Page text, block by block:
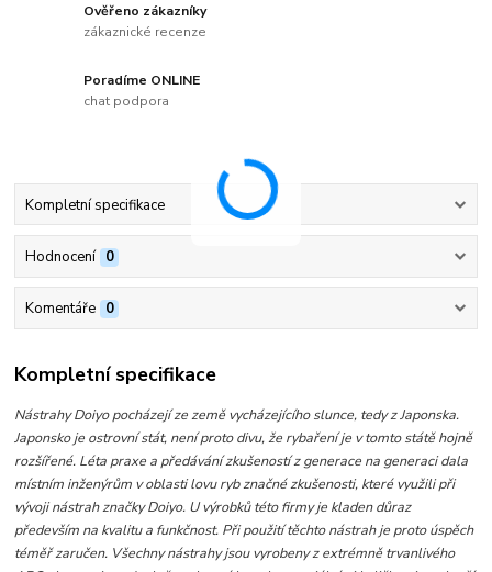
Ověřeno zákazníky
zákaznické recenze
Poradíme ONLINE
chat podpora
Kompletní specifikace
Hodnocení 0
Komentáře 0
Kompletní specifikace
Nástrahy Doiyo pocházejí ze země vycházejícího slunce, tedy z Japonska.
Japonsko je ostrovní stát, není proto divu, že rybaření je v tomto státě hojně
rozšířené. Léta praxe a předávání zkušeností z generace na generaci dala
místním inženýrům v oblasti lovu ryb značné zkušenosti, které využili při
vývoji nástrah značky Doiyo. U výrobků této firmy je kladen důraz
především na kvalitu a funkčnost. Při použití těchto nástrah je proto úspěch
téměř zaručen. Všechny nástrahy jsou vyrobeny z extrémně trvanlivého